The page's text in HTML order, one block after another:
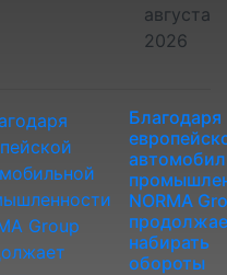
августа
2026
Благодаря
NORMA
набирать
обороты